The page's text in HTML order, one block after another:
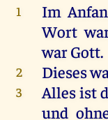
1 Im
Wort
warGott.
2 Dieses
3 Allesist
und